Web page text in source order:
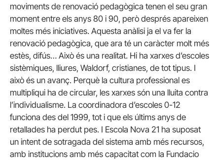
moviments de renovació pedagògica tenen el seu gran
moment entre els anys 80 i 90, però després apareixen
moltes més iniciatives. Aquesta anàlisi ja el va fer la
renovació pedagògica, que ara té un caràcter molt més
estès, difús… Això és una realitat. Hi ha xarxes d’escoles
sistèmiques, lliures, Waldorf, cristianes, de tot tipus. I
això és un avanç. Perquè la cultura professional es
multipliqui ha de circular, les xarxes són una lluita contra
l’individualisme. La coordinadora d’escoles 0-12
funciona des del 1999, tot i que els últims anys de
retallades ha perdut pes. I Escola Nova 21 ha suposat
un intent de sotragada del sistema amb més recursos,
amb institucions amb més capacitat com la Fundacio